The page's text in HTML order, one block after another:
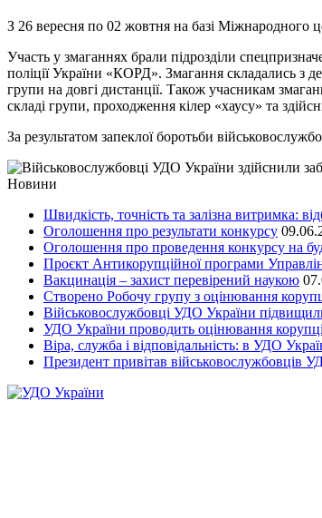
З 26 вересня по 02 жовтня на базі Міжнародного
Участь у змаганнях брали підрозділи
поліції України «КОРД». Змагання складались з
групи на довгі дистанції. Також учасникам
складі групи, проходження кілер «хаусу» та
За результатом запеклої боротьби
Новини
Швидкість, точність та залізна витримка:
Оголошення про результати конкурсу
Оголошення про проведення конкурсу на
Проєкт Антикорупційної програми
Вакцинація – захист перевірений наукою
Cтворено Робочу групу з оцінювання
Військовослужбовці УДО України
УДО України проводить оцінювання
Віра, служба і відповідальність: в УДО
Президент привітав військовослужбовців